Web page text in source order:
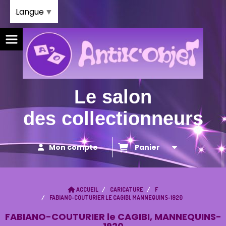
Le salon
des collectionneurs
Mon compte Panier
ACCUEIL CARICATURE
F
FABIANO-COUTURIER LE CAGIBI, MANNEQUINS-1920
FABIANO-COUTURIER le CAGIBI, MANNEQUINS-
Langue ▼